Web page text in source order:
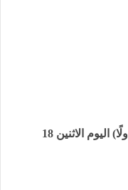
ثانيًا: أسعار العملات العربية (الأكثر تداولًا) اليوم الاثنين 18